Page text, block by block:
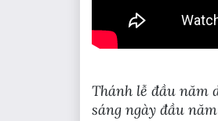
Thánh lễ đầu năm
sáng ngày đầu